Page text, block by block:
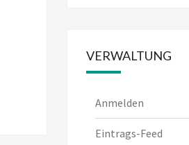
VERWALTUNG
Anmelden
Eintrags-Feed